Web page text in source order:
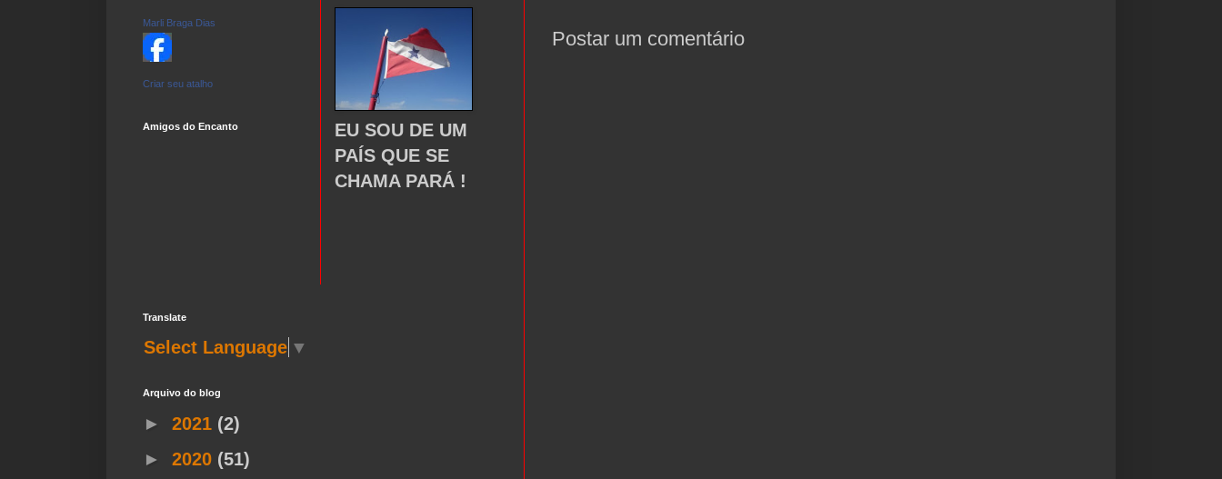
Postar um comentário
Marli Braga Dias
Criar seu atalho
Amigos do Encanto
EU SOU DE UM
PAÍS QUE SE
CHAMA PARÁ !
Translate
Select Language ▼
Arquivo do blog
► 2021 (2)
► 2020 (51)